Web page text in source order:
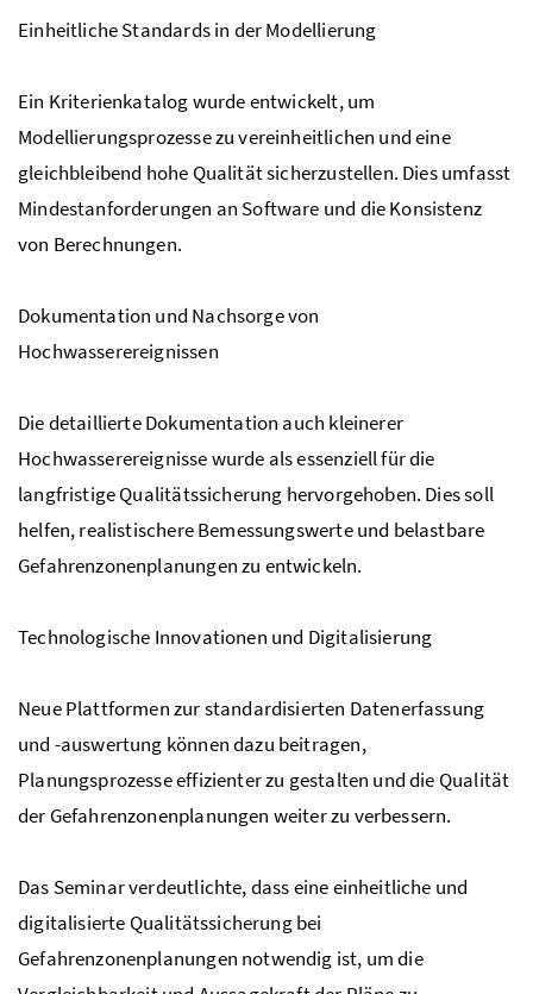
Einheitliche Standards in der Modellierung
Ein Kriterienkatalog wurde entwickelt, um
Modellierungsprozesse zu vereinheitlichen und eine
gleichbleibend hohe Qualität sicherzustellen. Dies umfasst
Mindestanforderungen an Software und die Konsistenz
von Berechnungen.
Dokumentation und Nachsorge von
Hochwasserereignissen
Die detaillierte Dokumentation auch kleinerer
Hochwasserereignisse wurde als essenziell für die
langfristige Qualitätssicherung hervorgehoben. Dies soll
helfen, realistischere Bemessungswerte und belastbare
Gefahrenzonenplanungen zu entwickeln.
Technologische Innovationen und Digitalisierung
Neue Plattformen zur standardisierten Datenerfassung
und -auswertung können dazu beitragen,
Planungsprozesse effizienter zu gestalten und die Qualität
der Gefahrenzonenplanungen weiter zu verbessern.
Das Seminar verdeutlichte, dass eine einheitliche und
digitalisierte Qualitätssicherung bei
Gefahrenzonenplanungen notwendig ist, um die